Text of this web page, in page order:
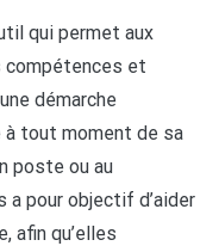
qui permet aux
compétences et
démarche
tout moment de sa
poste ou au
a pour objectif d’aider
afin qu’elles